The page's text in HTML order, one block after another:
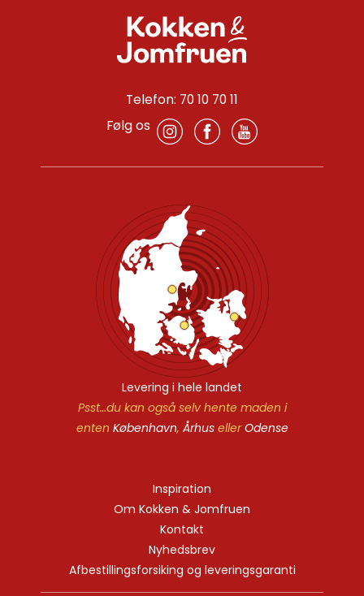
Telefon: 70 10 70 11
Følg os
Levering i hele landet
Psst…du kan også selv hente maden i
enten København, ÅrhusellerOdense
Inspiration
Om Kokken & Jomfruen
Kontakt
Nyhedsbrev
Afbestillingsforsiking og leveringsgaranti